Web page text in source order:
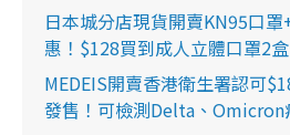
日本城分店現貨開賣KN95口
惠！$128買到成人立體口罩2
MEDEIS開賣香港衛生署認可
發售！可檢測Delta、Omicron